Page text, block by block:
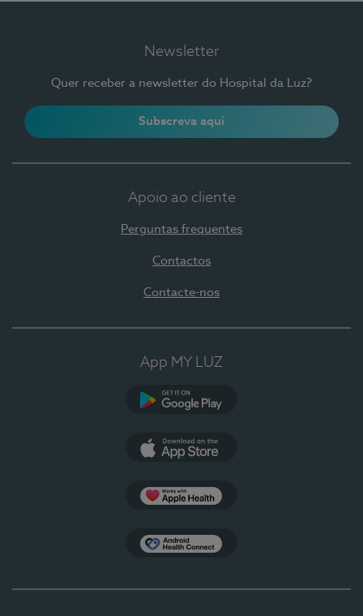
Newsletter
Quer receber a newsletter do Hospital da Luz?
Subscreva aqui
Apoio ao cliente
Perguntas frequentes
Contactos
Contacte-nos
App MY LUZ